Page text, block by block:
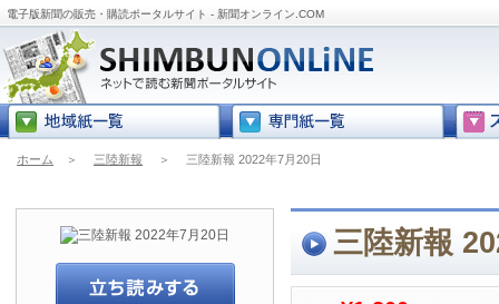
電子版新聞の販売・購読ポータルサイト - 新聞オンライン.COM
ホーム ＞ 三陸新報 ＞ 三陸新報 2022年7月20日
三陸新報